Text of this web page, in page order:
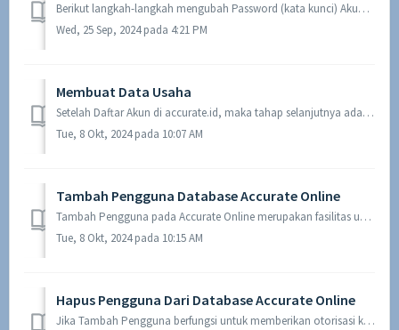
Berikut langkah-langkah mengubah Password (kata kunci) Akun accurate.id Anda : Pada web browser ketikan halaman https://account.accurate.id/ lalu klik ...
Wed, 25 Sep, 2024 pada 4:21 PM
Membuat Data Usaha
Setelah Daftar Akun di accurate.id, maka tahap selanjutnya adalah membuat Data Usaha pada Accurate Online. Data usaha merupakan kumpulan Data serta Transaks...
Tue, 8 Okt, 2024 pada 10:07 AM
Tambah Pengguna Database Accurate Online
Tambah Pengguna pada Accurate Online merupakan fasilitas untuk memberikan otorisasi kepada pengguna lain agar dapat mengakses database yang telah Anda buat....
Tue, 8 Okt, 2024 pada 10:15 AM
Hapus Pengguna Dari Database Accurate Online
Jika Tambah Pengguna berfungsi untuk memberikan otorisasi kepada pengguna lain agar dapat mengakses database yang telah Anda buat, maka Hapus Pengguna berfu...